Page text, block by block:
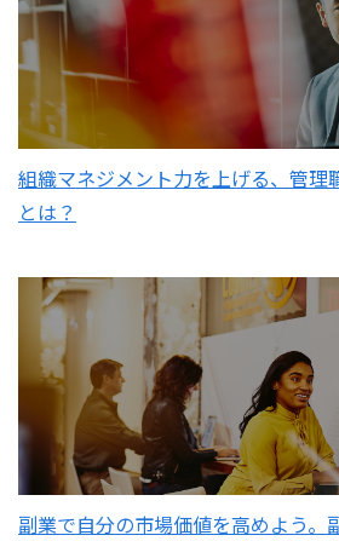
組織マネジメント力を上げる、管理
とは？
副業で自分の市場価値を高めよう。